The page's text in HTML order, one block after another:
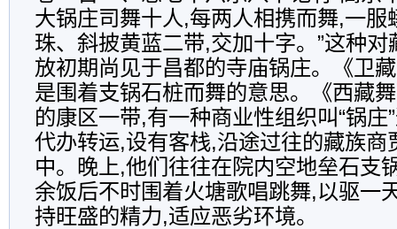
大锅庄司舞十人,每两人相携而舞,一服
珠、斜披黄蓝二带,交加十字。”这种
放初期尚见于昌都的寺庙锅庄。《卫
是围着支锅石桩而舞的意思。《西藏
的康区一带,有一种商业性组织叫“锅庄
代办转运,设有客栈,沿途过往的藏族商
中。晚上,他们往往在院内空地垒石支
余饭后不时围着火塘歌唱跳舞,以驱一
持旺盛的精力,适应恶劣环境。